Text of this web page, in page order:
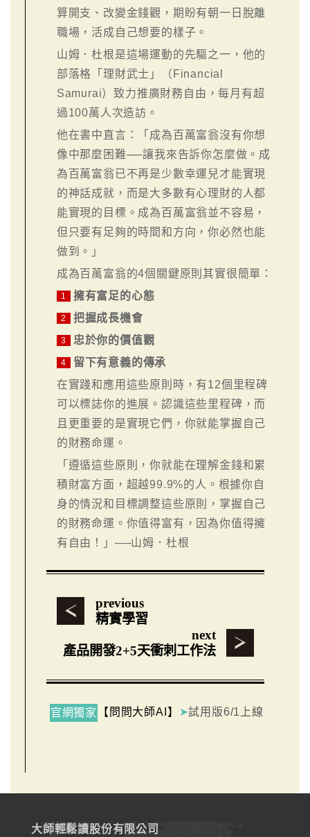
算開支、改變金錢觀，期盼有朝一日脫離
職場，活成自己想要的樣子。
山姆．杜根是這場運動的先驅之一，他的
部落格「理財武士」（Financial
Samurai）致力推廣財務自由，每月有超
過100萬人次造訪。
他在書中直言：「成為百萬富翁沒有你想
像中那麼困難──讓我來告訴你怎麼做。成
為百萬富翁已不再是少數幸運兒才能實現
的神話成就，而是大多數有心理財的人都
能實現的目標。成為百萬富翁並不容易，
但只要有足夠的時間和方向，你必然也能
做到。」
成為百萬富翁的4個關鍵原則其實很簡單：
1 擁有富足的心態
2 把握成長機會
3 忠於你的價值觀
4
留下有意義的傳承
在實踐和應用這些原則時，有12個里程碑
可以標誌你的進展。認識這些里程碑，而
且更重要的是實現它們，你就能掌握自己
的財務命運。
「遵循這些原則，你就能在理解金錢和累
積財富方面，超越99.9%的人。根據你自
身的情況和目標調整這些原則，掌握自己
的財務命運。你值得富有，因為你值得擁
有自由！」──山姆．杜根
previous
精實學習
next
產品開發2+5天衝刺工作法
官網獨家 【問問大師AI】 ➤試用版6/1上線
大師輕鬆讀股份有限公司